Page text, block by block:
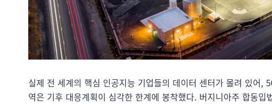
실제 전 세계의 핵심 인공지능 기업들의 데이터 센터가 몰려 있어,
역은 기후 대응계획이 심각한 한계에 봉착했다. 버지니아주 합동